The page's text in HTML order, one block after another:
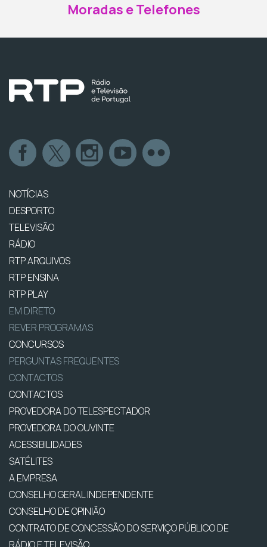
Moradas e Telefones
NOTÍCIAS
DESPORTO
TELEVISÃO
RÁDIO
RTP ARQUIVOS
RTP ENSINA
RTP PLAY
EM DIRETO
REVER PROGRAMAS
CONCURSOS
PERGUNTAS FREQUENTES
CONTACTOS
CONTACTOS
PROVEDORA DO TELESPECTADOR
PROVEDORA DO OUVINTE
ACESSIBILIDADES
SATÉLITES
A EMPRESA
CONSELHO GERAL INDEPENDENTE
CONSELHO DE OPINIÃO
CONTRATO DE CONCESSÃO DO SERVIÇO PÚBLICO DE